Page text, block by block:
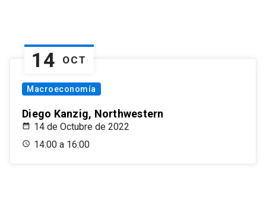
14 OCT
Macroeconomía
Diego Kanzig, Northwestern
14 de Octubre de 2022
14:00 a 16:00